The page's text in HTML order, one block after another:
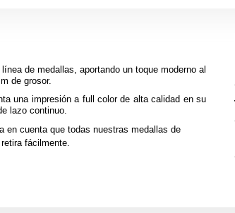
de medallas, aportando un toque moderno al
de grosor.
una impresión a full color de alta calidad en su
lazo continuo.
en cuenta que todas nuestras medallas de
fácilmente.